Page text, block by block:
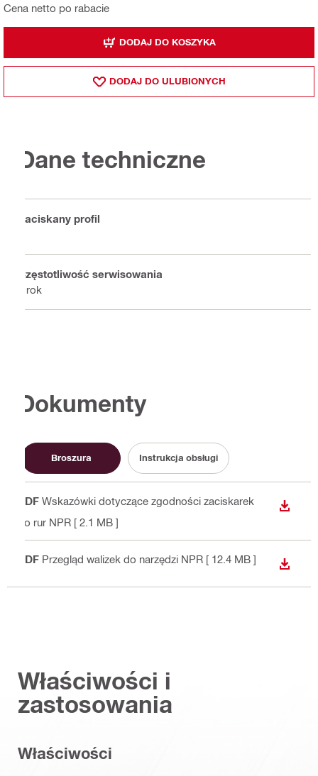
Cena netto po rabacie
DODAJ DO KOSZYKA
DODAJ DO ULUBIONYCH
Dane techniczne
Zaciskany profil
Częstotliwość serwisowania
1 rok
Dokumenty
Broszura Instrukcja obsługi
PDF Wskazówki dotyczące zgodności zaciskarek
do rur NPR [ 2.1 MB ]
PDF Przegląd walizek do narzędzi NPR [ 12.4 MB ]
Właściwości i
zastosowania
Właściwości